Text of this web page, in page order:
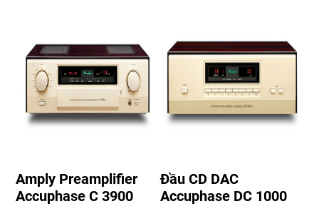
Amply Preamplifier
Accuphase C 3900
Đầu CD DAC
Accuphase DC 1000